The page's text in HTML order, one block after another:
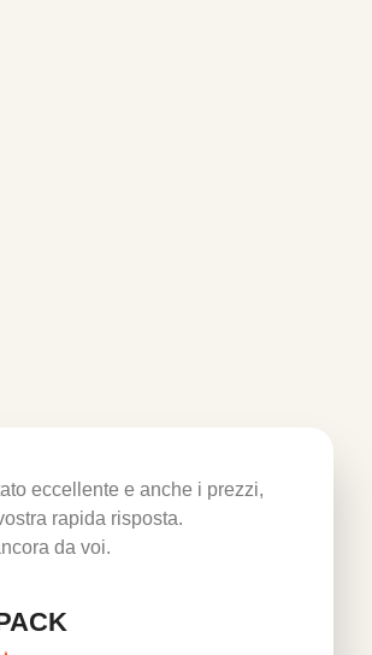
eccellente e anche i prezzi,
rapida risposta.
da voi.